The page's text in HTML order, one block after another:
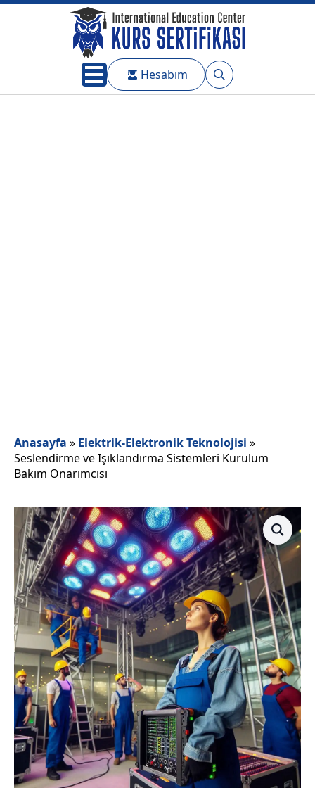
Hesabım
Search
Anasayfa » Elektrik-Elektronik Teknolojisi »
Seslendirme ve Işıklandırma Sistemleri Kurulum
Bakım Onarımcısı